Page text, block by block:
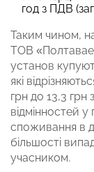
год з ПДВ
Таким чином,
ТОВ
установ
які
грн до 13,3
відмінностей у
споживання в
більшості
учасником.